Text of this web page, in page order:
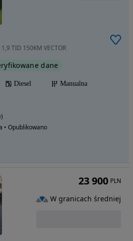
TID 150KM VECTOR
dane
Diesel
Manualna
• Opublikowano
23 900 PLN
W granicach średniej